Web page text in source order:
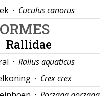
· Cuculus canorus
Rallidae
· Rallus aquaticus
· Crex crex